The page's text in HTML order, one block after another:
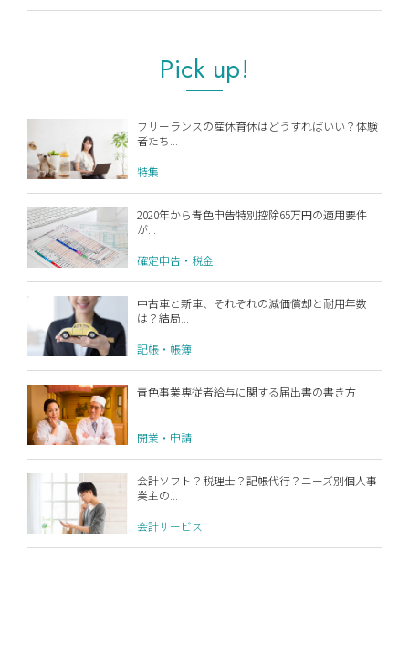
Pick up!
フリーランスの産休育休はどうすればいい？体験
者たち...
特集
2020年から青色申告特別控除65万円の適用要件
が...
確定申告・税金
中古車と新車、それぞれの減価償却と耐用年数
は？結局...
記帳・帳簿
青色事業専従者給与に関する届出書の書き方
開業・申請
会計ソフト？税理士？記帳代行？ニーズ別個人事
業主の...
会計サービス